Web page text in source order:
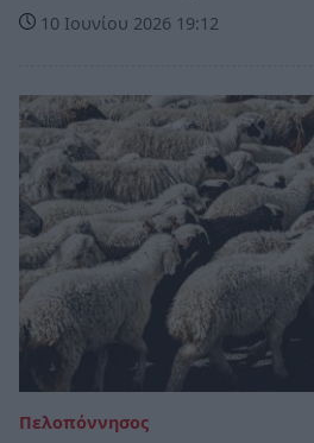
10 Ιουνίου 2026 19:12
Πελοπόννησος